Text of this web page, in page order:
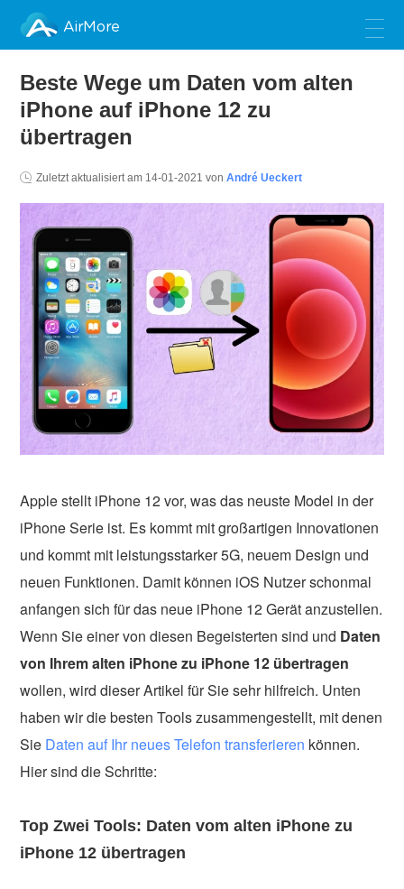
AirMore
Beste Wege um Daten vom alten
iPhone auf iPhone 12 zu
übertragen
Zuletzt aktualisiert am 14-01-2021 vonAndré Ueckert
Apple stellt iPhone 12 vor, was das neuste Model in der
iPhone Serie ist. Es kommt mit großartigen Innovationen
und kommt mit leistungsstarker 5G, neuem Design und
neuen Funktionen. Damit können iOS Nutzer schonmal
anfangen sich für das neue iPhone 12 Gerät anzustellen.
Wenn Sie einer von diesen Begeisterten sind und Daten
von Ihrem alten iPhone zu iPhone 12 übertragen
wollen, wird dieser Artikel für Sie sehr hilfreich. Unten
haben wir die besten Tools zusammengestellt, mit denen
Sie Daten auf Ihr neues Telefon transferieren können.
Hier sind die Schritte:
Top Zwei Tools: Daten vom alten iPhone zu
iPhone 12 übertragen